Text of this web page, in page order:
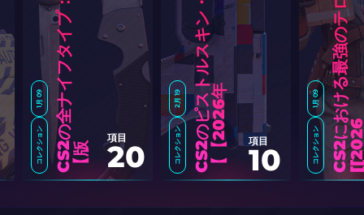
1月 09
コレクション
2月 19
コレクション 年
】 項目
10
1月 09
コレクション 2
版
】
項目
20